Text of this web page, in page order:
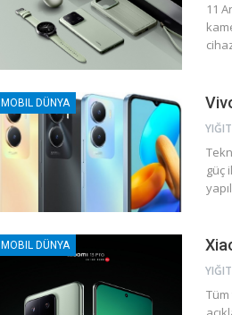
11
MOBIL DÜNYA
YIĞIT
güç
MOBIL DÜNYA
YIĞIT